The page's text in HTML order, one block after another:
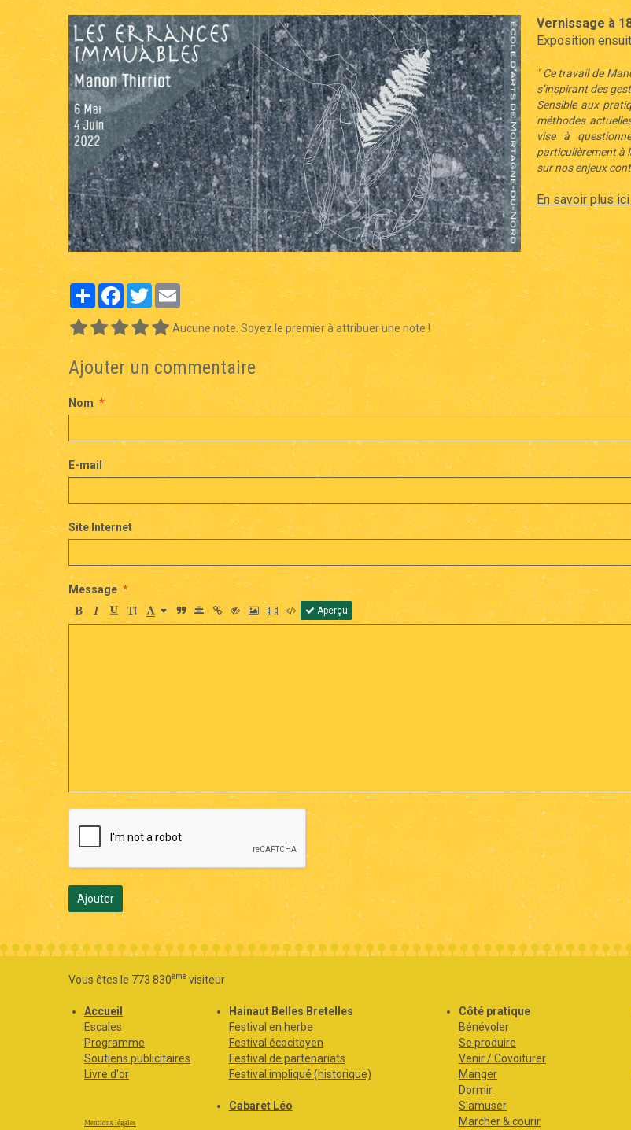
Vernissage à
Exposition
" Ce travail de
s’inspirant des
Sensible aux
méthodes
vise à
particulièrement à
sur nos enjeux
En savoir plus
PartagerFacebookTwitterEmail
Aucune note. Soyez le premier à attribuer une note !
Ajouter un commentaire
Nom
E-mail
Site Internet
Message
Aperçu
Ajouter
Vous êtes le 773 830ème visiteur
Accueil
Escales
Programme
Soutiens publicitaires
Livre d'or
Mentions légales
Hainaut Belles Bretelles
Festival en herbe
Festival écocitoyen
Festival de partenariats
Festival impliqué (historique)
Cabaret Léo
Côté pratique
Bénévoler
Se produire
Venir / Covoiturer
Manger
Dormir
S'amuser
Marcher & courir